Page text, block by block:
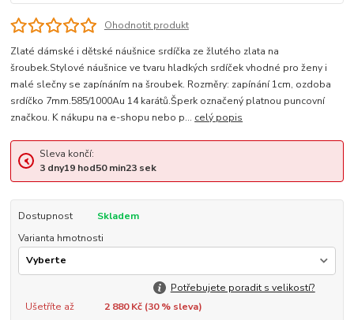
Ohodnotit produkt
Zlaté dámské i dětské náušnice srdíčka ze žlutého zlata na
šroubek.Stylové náušnice ve tvaru hladkých srdíček vhodné pro ženy i
malé slečny se zapínáním na šroubek. Rozměry: zapínání 1cm, ozdoba
srdíčko 7mm.585/1000Au 14 karátů.Šperk označený platnou puncovní
značkou. K nákupu na e-shopu nebo p... celý popis
Sleva končí:
3 dny19hod50min23sek
Dostupnost
Skladem
Varianta hmotnosti
Potřebujete poradit s velikostí?
Ušetříte až
2 880 Kč (30% sleva)